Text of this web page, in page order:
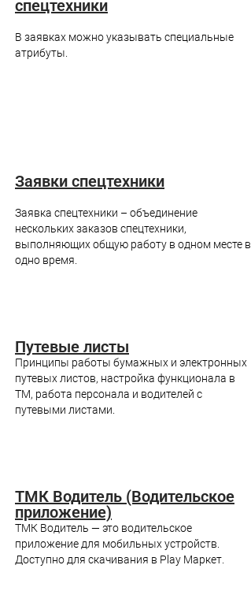
спецтехники
В заявках можно указывать специальные
атрибуты.
Заявки спецтехники
Заявка спецтехники – объединение
нескольких заказов спецтехники,
выполняющих общую работу в одном месте в
одно время.
Путевые листы
Принципы работы бумажных и электронных
путевых листов, настройка функционала в
ТМ, работа персонала и водителей с
путевыми листами.
ТМК Водитель (Водительское
приложение)
ТМК Водитель — это водительское
приложение для мобильных устройств.
Доступно для скачивания в Play Маркет.